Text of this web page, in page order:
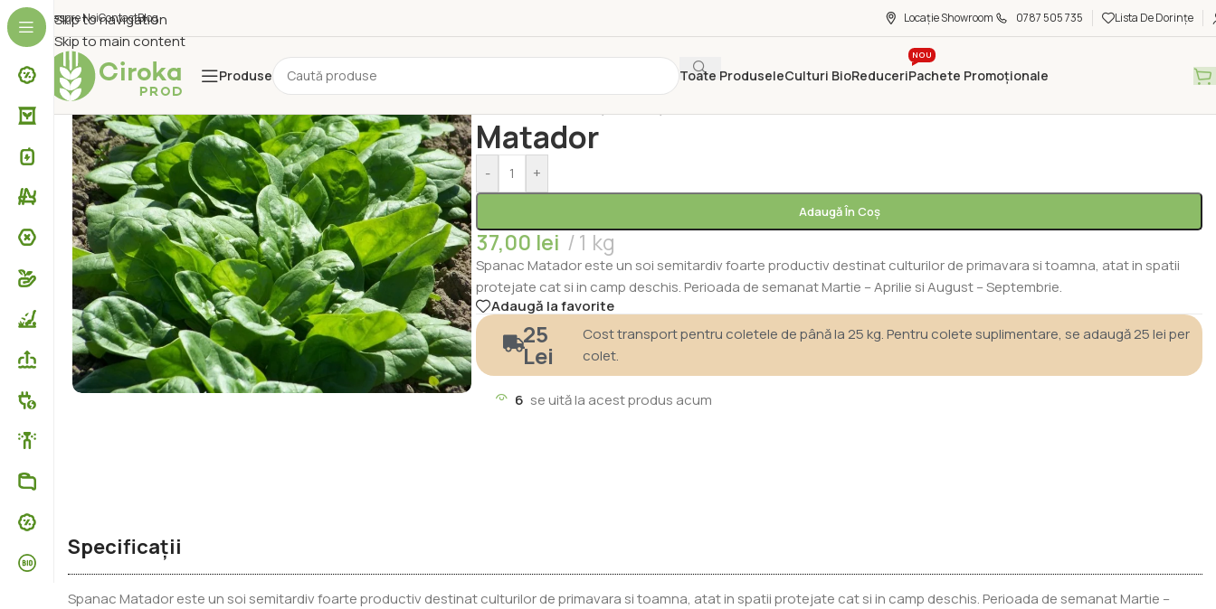
Skip to navigation
Skip to main content
Despre NoiContactBlog Locație Showroom 0787 505 735 Lista De Dorințe
Produse Toate ProduseleCulturi BioReduceriPachete Promoționale
NOU
Matador
- +
Adaugă În Coș
37,00 lei 1 kg
Spanac Matador este un soi semitardiv foarte productiv destinat culturilor de primavara si toamna, atat in spatii
protejate cat si in camp deschis. Perioada de semanat Martie – Aprilie si August – Septembrie.
Adaugă la favorite
25
Lei
Cost transport pentru coletele de până la 25 kg. Pentru colete suplimentare, se adaugă 25 lei per
colet.
6 se uită la acest produs acum
Specificații
Spanac Matador este un soi semitardiv foarte productiv destinat culturilor de primavara si toamna, atat in spatii protejate cat si in camp deschis. Perioada de semanat Martie –